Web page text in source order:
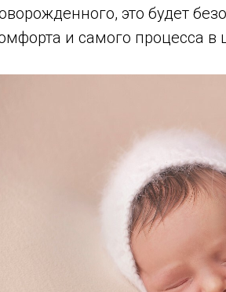
это будет
и самого процесса в